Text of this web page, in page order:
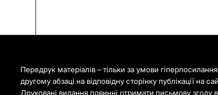
Передрук матеріалів – тільки за умови
другому абзаці на відповідну сторінку публікації на
Друковані видання повинні отримати письмову згоду